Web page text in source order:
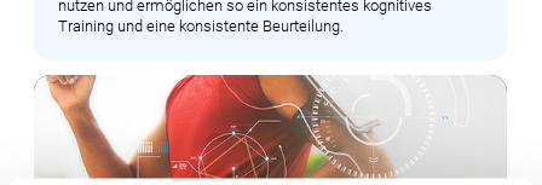
nutzen und ermöglichen so ein konsistentes kognitives
Training und eine konsistente Beurteilung.